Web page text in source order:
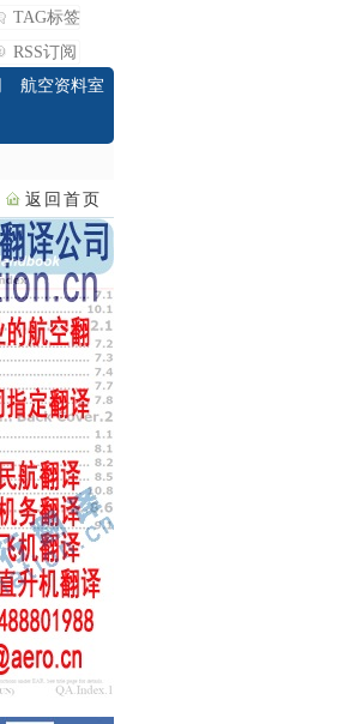
TAG标签
RSS订阅
航空资料室
返回首页